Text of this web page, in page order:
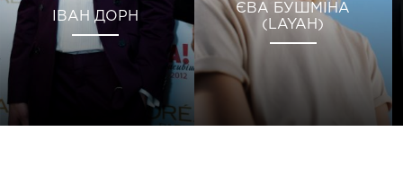
ІВАН ДОРН
ЄВА БУШМІНА
(LAYAH)